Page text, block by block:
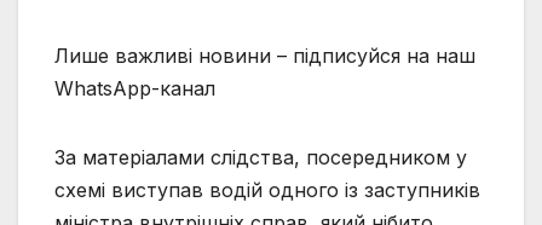
Лише важливі новини – підписуйся на наш
WhatsApp-канал
За матеріалами слідства, посередником у
схемі виступав водій одного із заступників